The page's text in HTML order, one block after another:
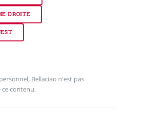
DROITE
Bellaciao n'est pas
ce contenu.